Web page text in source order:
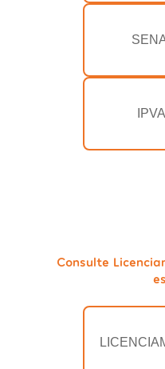
Consulte